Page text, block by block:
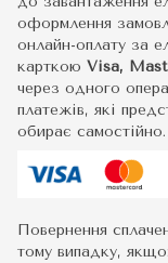
оформлення
онлайн-оплату за
карткою Visa,
через одного
платежів, які
обирає самостійно.
Повернення
тому випадку, якщо: